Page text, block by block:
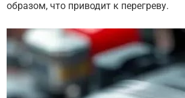
образом, что приводит к перегреву.